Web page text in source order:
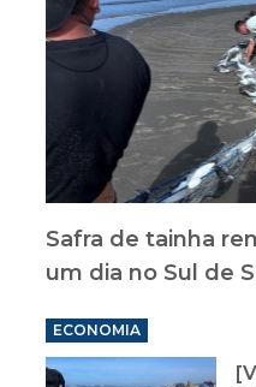
Safra de tainha
um dia no Sul de
ECONOMIA